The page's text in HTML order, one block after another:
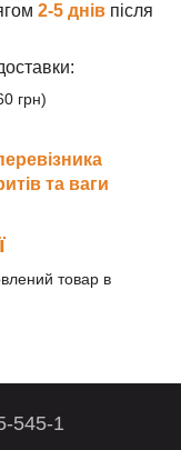
2-5 днів після
грн)
та ваги
товар в
545-1